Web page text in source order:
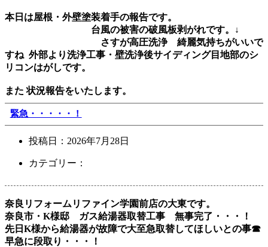
本日は屋根・外壁塗装着手の報告です。
台風の被害の破風板剥がれです。↓
さすが高圧洗浄 綺麗気持ちがいいで
すね 外部より洗浄工事・壁洗浄後サイディング目地部のシ
リコンはがしです。
また 状況報告をいたします。
緊急・・・・・！
投稿日： 2026年7月28日
カテゴリー：
奈良リフォームリファイン学園前店の大東です。
奈良市・K様邸 ガス給湯器取替工事 無事完了・・・！
先日K様から給湯器が故障で大至急取替してほしいとの事☎
早急に段取り・・・！